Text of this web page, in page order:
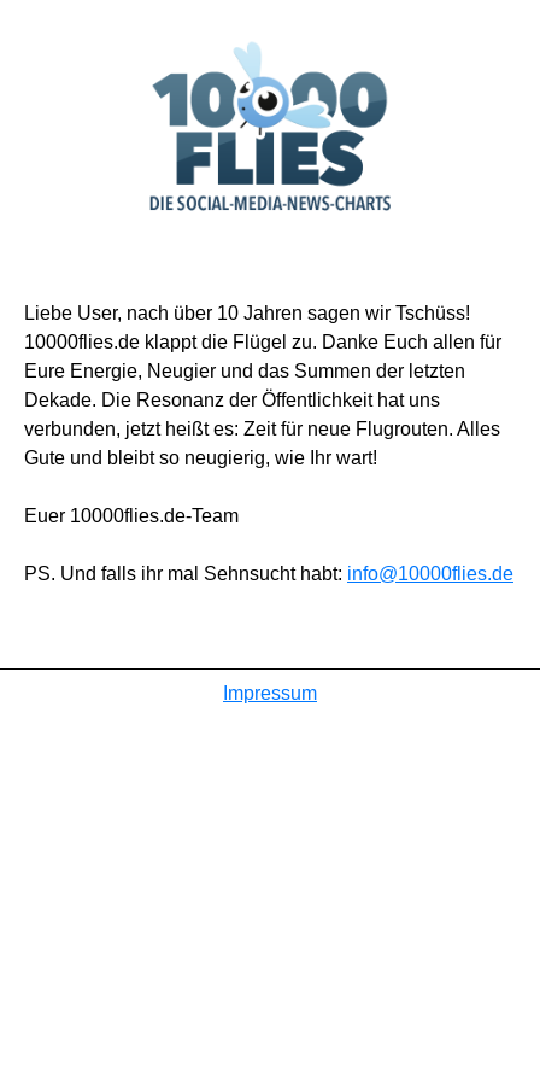
Liebe User, nach über 10 Jahren sagen wir Tschüss!
10000flies.de klappt die Flügel zu. Danke Euch allen für
Eure Energie, Neugier und das Summen der letzten
Dekade. Die Resonanz der Öffentlichkeit hat uns
verbunden, jetzt heißt es: Zeit für neue Flugrouten. Alles
Gute und bleibt so neugierig, wie Ihr wart!
Euer 10000flies.de-Team
PS. Und falls ihr mal Sehnsucht habt: info@10000flies.de
Impressum